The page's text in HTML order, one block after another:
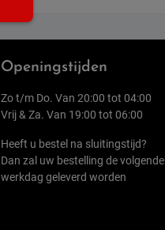
Openingstijden
Zo t/m Do. Van 20:00 tot 04:00
Vrij & Za. Van 19:00 tot 06:00
Heeft u bestel na sluitingstijd?
Dan zal uw bestelling de volgende
werkdag geleverd worden